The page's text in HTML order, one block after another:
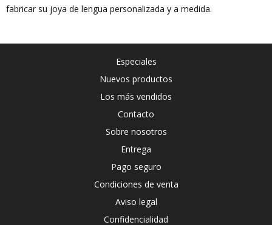
fabricar su joya de lengua personalizada y a medida.
Especiales
Nuevos productos
Los más vendidos
Contacto
Sobre nosotros
Entrega
Pago seguro
Condiciones de venta
Aviso legal
Confidencialidad